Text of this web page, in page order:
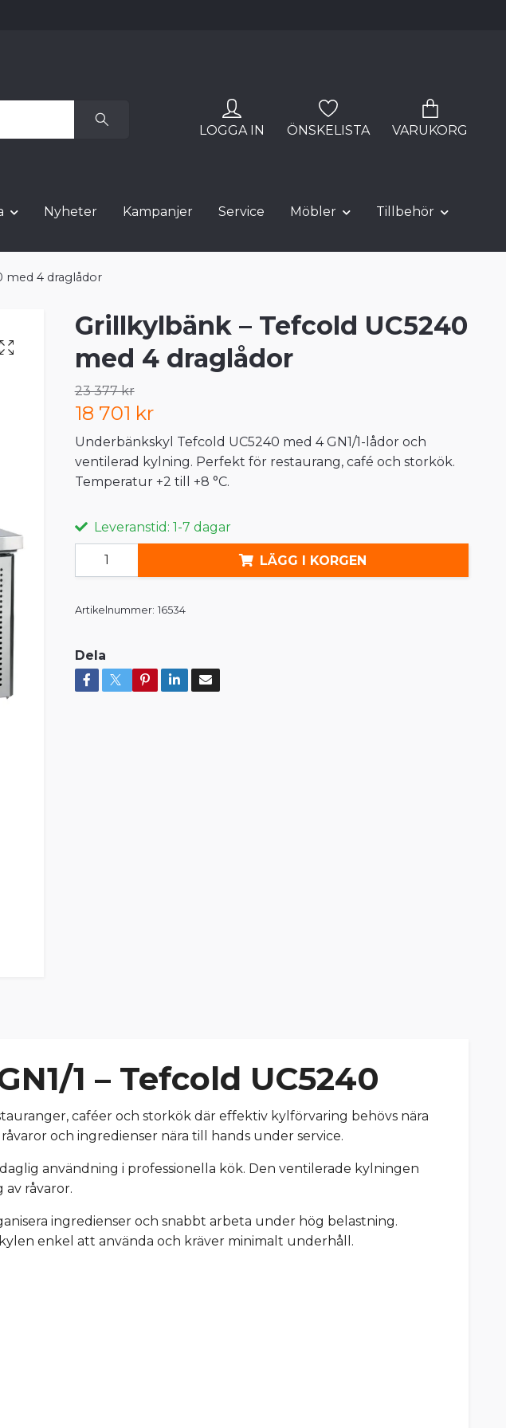
LOGGA IN ÖNSKELISTA VARUKORG
Nyheter Kampanjer Service Möbler
Tillbehör
med 4 draglådor
Grillkylbänk – Tefcold UC5240
med 4 draglådor
23 377 kr
18 701 kr
Underbänkskyl Tefcold UC5240 med 4 GN1/1-lådor och
ventilerad kylning. Perfekt för restaurang, café och storkök.
Temperatur +2 till +8 °C.
Leveranstid: 1-7 dagar
LÄGG I KORGEN
Artikelnummer: 16534
Dela
1 – Tefcold UC5240
caféer och storkök där effektiv kylförvaring behövs nära
och ingredienser nära till hands under service.
användning i professionella kök. Den ventilerade kylningen
råvaror.
ingredienser och snabbt arbeta under hög belastning.
enkel att använda och kräver minimalt underhåll.